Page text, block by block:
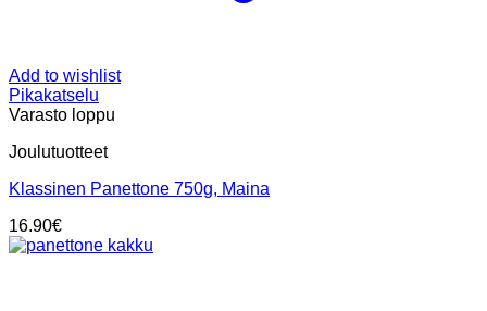
Add to wishlist
Pikakatselu
Varasto loppu
Joulutuotteet
Klassinen Panettone 750g, Maina
16.90€